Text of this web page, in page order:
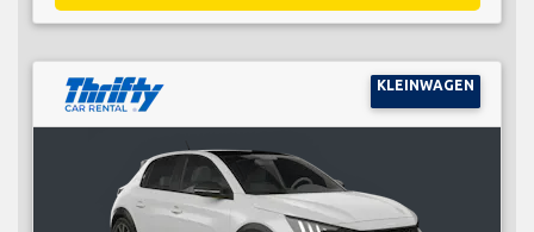
KLEINWAGEN